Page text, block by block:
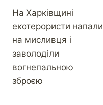
На Харківщині
екотерористи напали
на мисливця і
заволоділи
вогнепальною
зброєю